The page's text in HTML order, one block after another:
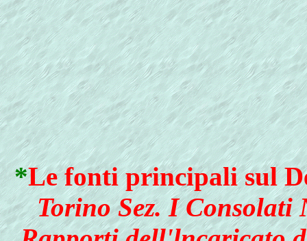
*Le fonti principali sul
Torino Sez. I Consolati